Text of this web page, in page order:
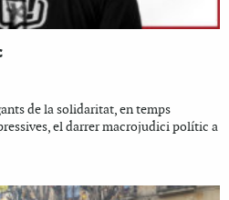
de la solidaritat, en temps
el darrer macrojudici polític a